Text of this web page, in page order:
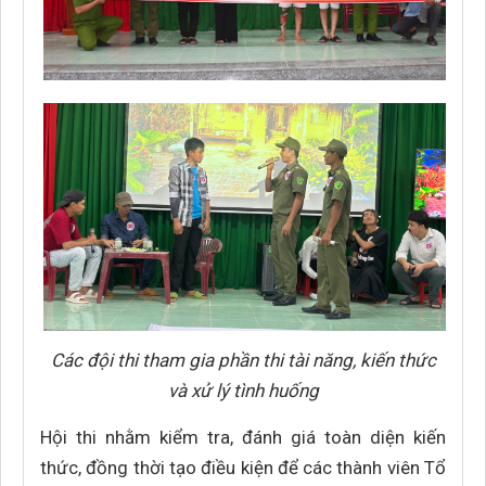
Các đội thi tham gia phần thi tài năng, kiến thức
và xử lý tình huống
Hội thi nhằm kiểm tra, đánh giá toàn diện kiến
thức, đồng thời tạo điều kiện để các thành viên Tổ